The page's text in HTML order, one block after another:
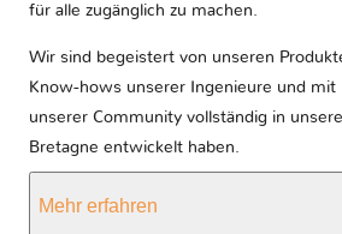
für alle zugänglich zu machen.
Wir sind begeistert von unseren
Know-hows unserer Ingenieure und mit
unserer Community vollständig in
Bretagne entwickelt haben.
Mehr erfahren